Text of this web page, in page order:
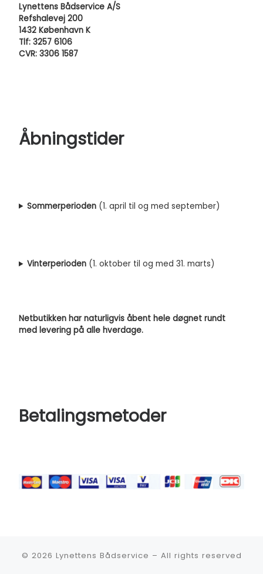
Lynettens Bådservice A/S
Refshalevej 200
1432 København K
Tlf: 3257 6106
CVR: 3306 1587
Åbningstider
Sommerperioden (1. april til og med september)
Vinterperioden (1. oktober til og med 31. marts)
Netbutikken har naturligvis åbent hele døgnet rundt
med levering på alle hverdage.
Betalingsmetoder
© 2026 Lynettens Bådservice – All rights reserved